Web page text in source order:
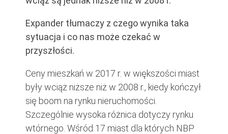
Expander tłumaczy z czego wynika taka
sytuacja i co nas może czekać w
przyszłości.
Ceny mieszkań w 2017 r. w większości miast
były wciąż niższe niż w 2008 r., kiedy kończył
się boom na rynku nieruchomości.
Szczególnie wysoka różnica dotyczy rynku
wtórnego. Wśród 17 miast dla których NBP